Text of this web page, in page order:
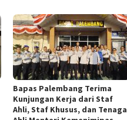
Bapas Palembang Terima
Kunjungan Kerja dari Staf
Ahli, Staf Khusus, dan Tenaga